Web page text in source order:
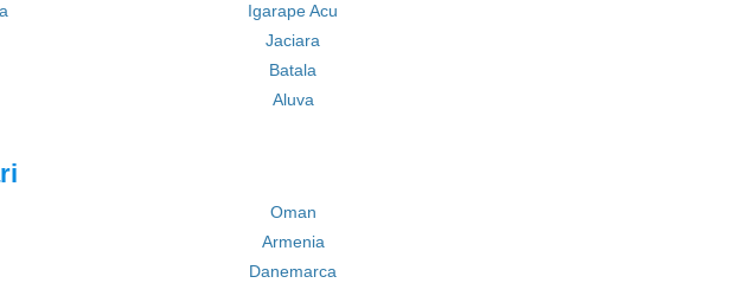
Igarape Acu
Jaciara
Batala
Aluva
Oman
Armenia
Danemarca